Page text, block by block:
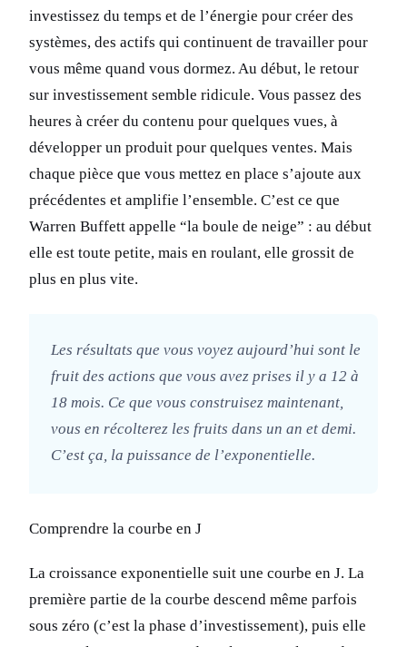
investissez du temps et de l’énergie pour créer des
systèmes, des actifs qui continuent de travailler pour
vous même quand vous dormez. Au début, le retour
sur investissement semble ridicule. Vous passez des
heures à créer du contenu pour quelques vues, à
développer un produit pour quelques ventes. Mais
chaque pièce que vous mettez en place s’ajoute aux
précédentes et amplifie l’ensemble. C’est ce que
Warren Buffett appelle “la boule de neige” : au début
elle est toute petite, mais en roulant, elle grossit de
plus en plus vite.
Les résultats que vous voyez aujourd’hui sont le
fruit des actions que vous avez prises il y a 12 à
18 mois. Ce que vous construisez maintenant,
vous en récolterez les fruits dans un an et demi.
C’est ça, la puissance de l’exponentielle.
Comprendre la courbe en J
La croissance exponentielle suit une courbe en J. La
première partie de la courbe descend même parfois
sous zéro (c’est la phase d’investissement), puis elle